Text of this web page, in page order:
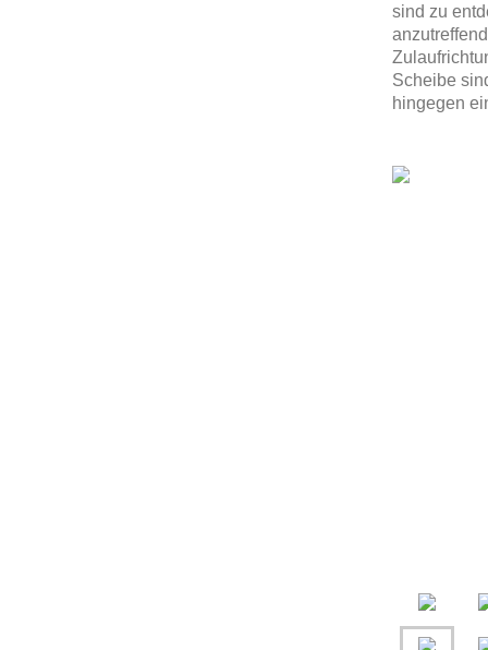
sind zu
Scheibe
hingegen